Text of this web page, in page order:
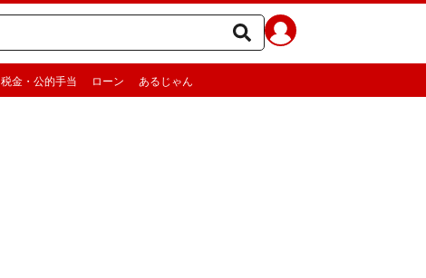
税金・公的手当 ローン あるじゃん